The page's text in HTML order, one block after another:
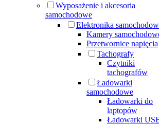
Wyposażenie i akcesoria
samochodowe
Elektronika
Kamery
Przetwornice napięcia
Tachografy
Czytniki
tachografów
Ładowarki
samochodowe
Ładowarki do
laptopów
Ładowarki